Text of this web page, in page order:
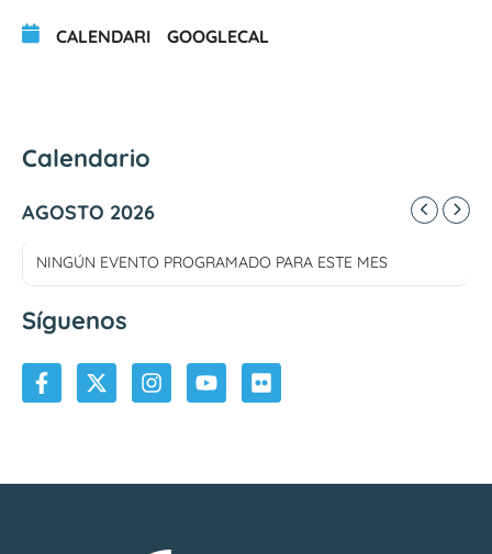
CALENDARI GOOGLECAL
Calendario
AGOSTO 2026
NINGÚN EVENTO PROGRAMADO PARA ESTE MES
Síguenos